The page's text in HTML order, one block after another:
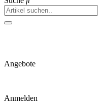
Angebote
Anmelden